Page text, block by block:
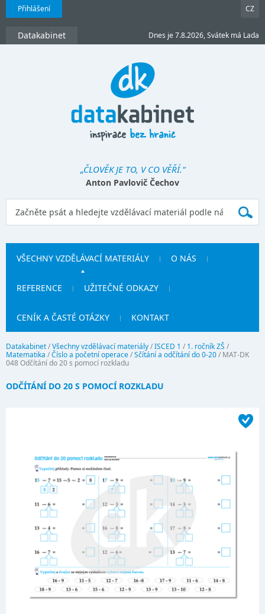
Přihlášení CZ
Datakabinet Dnes je 7.8.2026, Svátek má Lada
„ČLOVĚK JE TO, V CO VĚŘÍ.“
Anton Pavlovič Čechov
VŠECHNY VZDĚLÁVACÍ MATERIÁLY O NÁS
REFERENCE UŽITEČNÉ ODKAZY
CENÍK A ČASTÉ OTÁZKY KONTAKT
Datakabinet/Všechny vzdělávací materiály/ISCED 1 / 1. ročník ZŠ /
Matematika /Číslo a početní operace/Sčítání a odčítání do 0-20/ MAT-DK
048 Odčítání do 20 s pomocí rozkladu
ODČÍTÁNÍ DO 20 S POMOCÍ ROZKLADU